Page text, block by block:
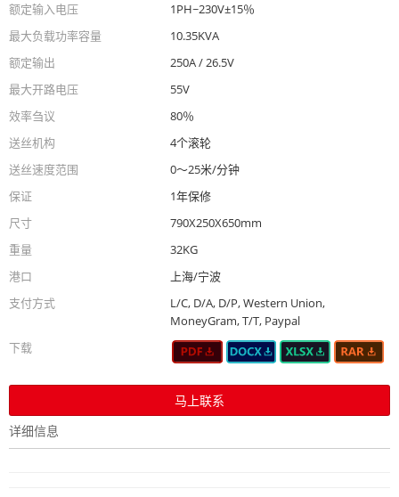
额定输入电压
1PH~230V±15％
最大负载功率容量
10.35KVA
额定输出
250A / 26.5V
最大开路电压
55V
效率刍议
80％
送丝机构
4个滚轮
送丝速度范围
0〜25米/分钟
保证
1年保修
尺寸
790X250X650mm
重量
32KG
港口
上海/宁波
支付方式
L/C, D/A, D/P, Western Union,
MoneyGram, T/T, Paypal
下载
马上联系
详细信息